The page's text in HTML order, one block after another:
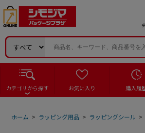
カテゴリから探す お気に入り 購入履
ホーム > ラッピング用品 > ラッピングシール >